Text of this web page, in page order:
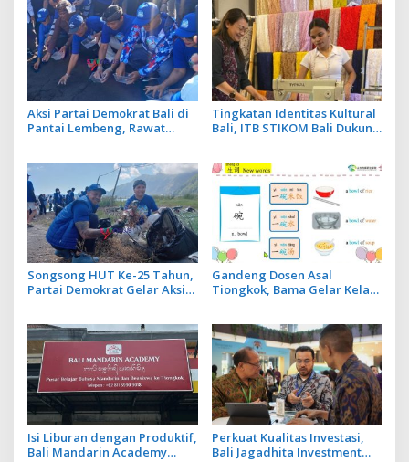
Aksi Partai Demokrat Bali di
Pantai Lembeng, Rawat
Nala
Tingkatan Identitas Kultural
Bali, ITB STIKOM Bali Dukung
Kebaya
Songsong HUT Ke-25 Tahun,
Partai Demokrat Gelar Aksi
Gandeng Dosen Asal
Tiongkok, Bama Gelar Kelas
Restoran
Isi Liburan dengan Produktif,
Bali Mandarin Academy
Perkuat Kualitas Investasi,
Bali Jagadhita Investment